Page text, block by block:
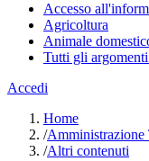
Accesso
Agricoltura
Animale
Tutti gli
Accedi
Home
/Amministrazione
/Altri contenuti